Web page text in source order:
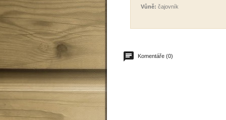
Vůně: čajovník
Komentáře (0)